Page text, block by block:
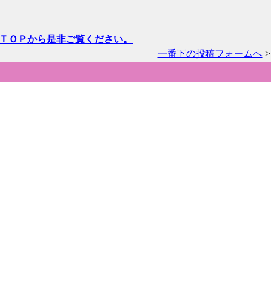
ＯＰから是非ご覧ください。
一番下の投稿フォームへ>